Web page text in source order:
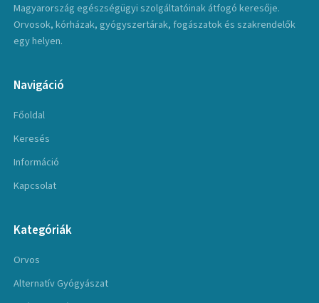
Magyarország egészségügyi szolgáltatóinak átfogó keresője.
Orvosok, kórházak, gyógyszertárak, fogászatok és szakrendelők
egy helyen.
Navigáció
Főoldal
Keresés
Információ
Kapcsolat
Kategóriák
Orvos
Alternatív Gyógyászat